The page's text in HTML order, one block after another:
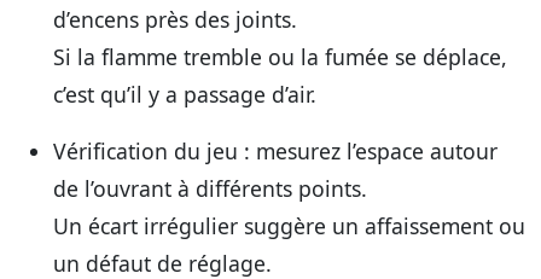
d’encens près des joints.
Si la flamme tremble ou la fumée se déplace,
c’est qu’il y a passage d’air.
Vérification du jeu : mesurez l’espace autour
de l’ouvrant à différents points.
Un écart irrégulier suggère un affaissement ou
un défaut de réglage.